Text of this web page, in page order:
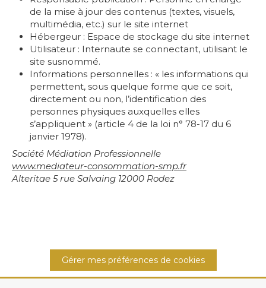
de la mise à jour des contenus (textes, visuels,
multimédia, etc.) sur le site internet
Hébergeur : Espace de stockage du site internet
Utilisateur : Internaute se connectant, utilisant le
site susnommé.
Informations personnelles : « les informations qui
permettent, sous quelque forme que ce soit,
directement ou non, l’identification des
personnes physiques auxquelles elles
s’appliquent » (article 4 de la loi n° 78-17 du 6
janvier 1978).
Société Médiation Professionnelle
www.mediateur-consommation-smp.fr
Alteritae 5 rue Salvaing 12000 Rodez
Gérer mes préférences de cookies